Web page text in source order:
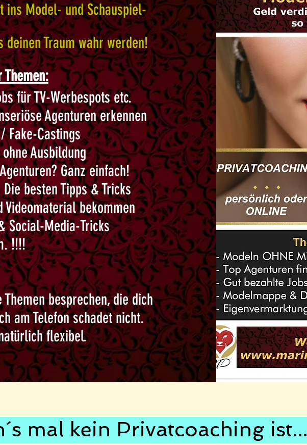
Model- und Schauspiel-
Traum wahr werden!
Themen:
für TV-Werbespots etc.
Agenturen erkennen
Fake-Castings
Ausbildung
Ganz einfach!
besten Tipps & Tricks
bekommen
Social-Media-Tricks
!!!!
besprechen, die dich
am Telefon schadet nicht.
flexibel.
mal kein Privatcoaching ist...